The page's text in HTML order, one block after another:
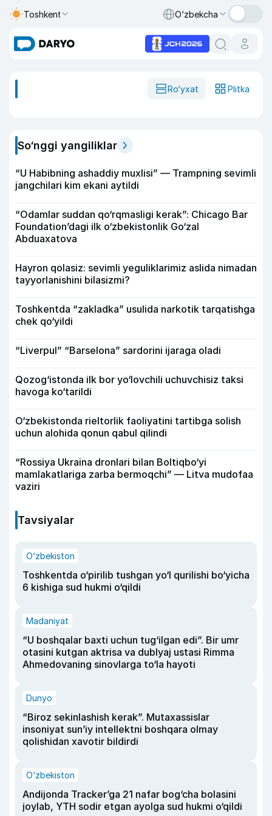
Toshkent O‘zbekcha
Ro‘yxat Plitka
So‘nggi yangiliklar
“U Habibning ashaddiy muxlisi” — Trampning sevimli
jangchilari kim ekani aytildi
“Odamlar suddan qo‘rqmasligi kerak”: Chicago Bar
Foundation’dagi ilk o‘zbekistonlik Go‘zal
Abduaxatova
Hayron qolasiz: sevimli yeguliklarimiz aslida nimadan
tayyorlanishini bilasizmi?
Toshkentda “zakladka” usulida narkotik tarqatishga
chek qo‘yildi
“Liverpul” “Barselona” sardorini ijaraga oladi
Qozog‘istonda ilk bor yo‘lovchili uchuvchisiz taksi
havoga ko‘tarildi
O‘zbekistonda rieltorlik faoliyatini tartibga solish
uchun alohida qonun qabul qilindi
“Rossiya Ukraina dronlari bilan Boltiqbo‘yi
mamlakatlariga zarba bermoqchi” — Litva mudofaa
vaziri
Tavsiyalar
O‘zbekiston
Toshkentda o‘pirilib tushgan yo‘l qurilishi bo‘yicha
6 kishiga sud hukmi o‘qildi
Madaniyat
“U boshqalar baxti uchun tug‘ilgan edi”. Bir umr
otasini kutgan aktrisa va dublyaj ustasi Rimma
Ahmedovaning sinovlarga to‘la hayoti
Dunyo
“Biroz sekinlashish kerak”. Mutaxassislar
insoniyat sun’iy intellektni boshqara olmay
qolishidan xavotir bildirdi
O‘zbekiston
Andijonda Tracker’ga 21 nafar bog‘cha bolasini
joylab, YTH sodir etgan ayolga sud hukmi o‘qildi